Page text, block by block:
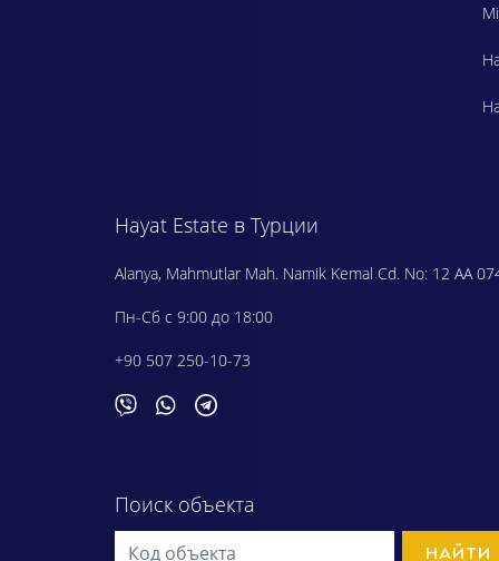
Hayat Estate в Турции
Alanya, Mahmutlar Mah. Namik Kemal Cd. No: 12 AA
Пн-Сб с 9:00 до 18:00
+90 507 250-10-73
Поиск объекта
НАЙТИ